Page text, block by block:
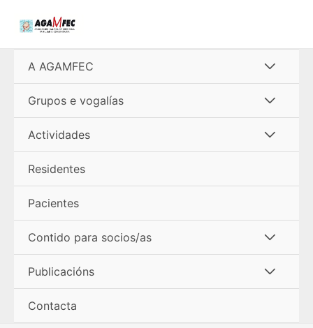
A AGAMFEC
menú
Grupos e vogalías
menú
Actividades
Residentes
Pacientes
Contido para socios/as
menú
Publicacións
Contacta